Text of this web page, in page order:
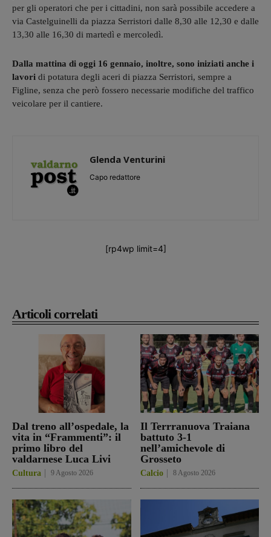
Articoli correlati
Dal treno all’ospedale, la
vita in “Frammenti”: il
primo libro del
valdarnese Luca Livi
Cultura 9 Agosto 2026
Il Terrranuova Traiana
battuto 3-1
nell’amichevole di
Grosseto
Calcio 8 Agosto 2026
per gli operatori che per i cittadini, non sarà possibile accedere a
via Castelguinelli da piazza Serristori dalle 8,30 alle 12,30 e dalle
13,30 alle 16,30 di martedì e mercoledì.
Dalla mattina di oggi 16 gennaio, inoltre, sono iniziati anche i
lavori di potatura degli aceri di piazza Serristori, sempre a
Figline, senza che però fossero necessarie modifiche del traffico
veicolare per il cantiere.
Glenda Venturini
Capo redattore
[rp4wp limit=4]